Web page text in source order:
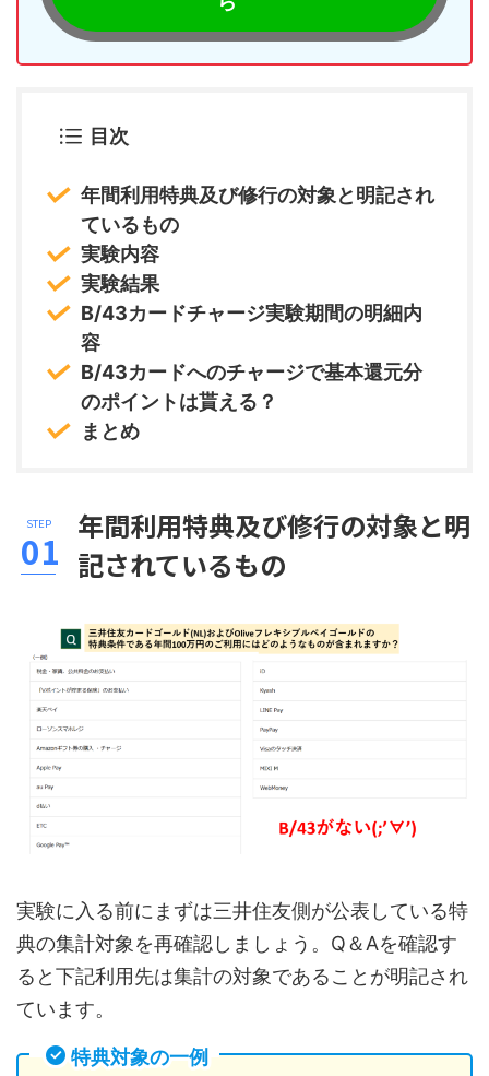
目次
年間利用特典及び修行の対象と明記され
ているもの
実験内容
実験結果
B/43カードチャージ実験期間の明細内
容
B/43カードへのチャージで基本還元分
のポイントは貰える？
まとめ
年間利用特典及び修行の対象と明
記されているもの
実験に入る前にまずは三井住友側が公表している特
典の集計対象を再確認しましょう。Q＆Aを確認す
ると下記利用先は集計の対象であることが明記され
ています。
特典対象の一例